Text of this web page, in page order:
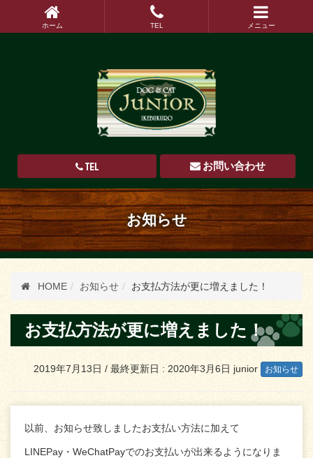
TEL お問い合わせ
ホーム TEL メニュー
お知らせ
HOME お知らせ お支払方法が更に増えました！
お支払方法が更に増えました！
2019年7月13日 / 最終更新日 : 2020年3月6日 junior お知らせ
以前、お知らせ致しましたお支払い方法に加えて
LINEPay・WeChatPayでのお支払いが出来るようになりま